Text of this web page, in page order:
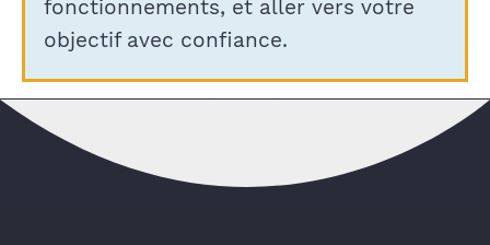
fonctionnements, et aller vers votre
objectif avec confiance.